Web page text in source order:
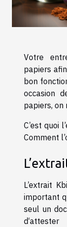
Votre
papiers
bon
occasion
papiers, on
C’est quoi
Comment
L’extrait
important
seul un